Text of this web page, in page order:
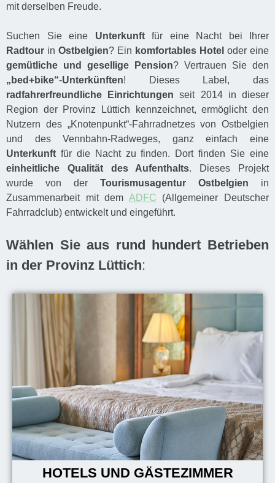
mit derselben Freude.
Suchen Sie eine Unterkunftfür eine Nacht bei Ihrer
Radtour in Ostbelgien? Ein komfortables Hotel oder eine
gemütliche und gesellige Pension? Vertrauen Sie den
„bed+bike“-Unterkünften! Dieses Label, das
radfahrerfreundliche
Einrichtungen seit 2014 in dieser
Region der Provinz Lüttich kennzeichnet, ermöglicht den
Nutzern des „Knotenpunkt“-Fahrradnetzes von Ostbelgien
und des Vennbahn-Radweges, ganz einfach eine
Unterkunft für die Nacht zu finden. Dort finden Sie eine
einheitliche Qualität des Aufenthalts. Dieses Projekt
wurde von der Tourismusagentur Ostbelgien in
Zusammenarbeit mit dem ADFC (Allgemeiner Deutscher
Fahrradclub) entwickelt und eingeführt.
Wählen Sie aus rund hundert Betrieben
in der Provinz Lüttich:
HOTELS UND GÄSTEZIMMER